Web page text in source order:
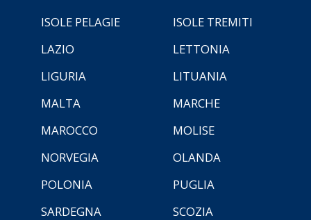
ISOLE PELAGIE
ISOLE TREMITI
LAZIO
LETTONIA
LIGURIA
LITUANIA
MALTA
MARCHE
MAROCCO
MOLISE
NORVEGIA
OLANDA
POLONIA
PUGLIA
SARDEGNA
SCOZIA